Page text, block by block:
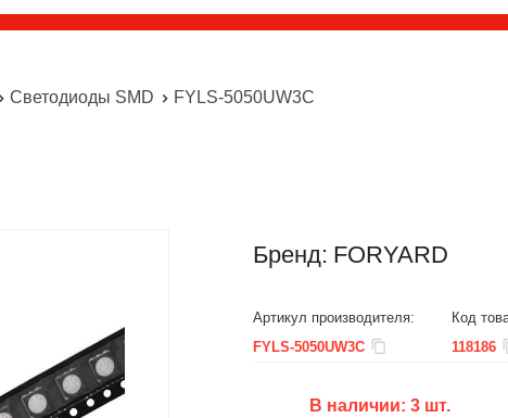
Светодиоды SMD FYLS-5050UW3C
Бренд: FORYARD
Артикул производителя:
FYLS-5050UW3C
Код
118186
В наличии: 3шт.